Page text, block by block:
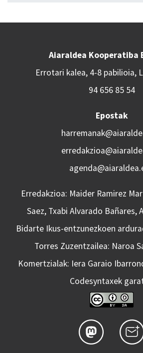
Aiaraldea Kooperatiba
Errotari kalea, 4-8 pabilioia,
94 656 85 54
Epostak
Erredakzioa: Maider Ramirez
Saez, Txabi Alvarado Bañares,
Bidarte Ikus-entzunezkoen
Torres Zuzentzailea: Naroa
Komertzialak: Iera Garaio
Codesyntaxek